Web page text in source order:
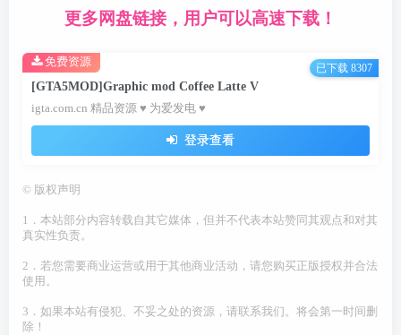
更多网盘链接，用户可以高速下载！
[GTA5MOD]Graphic mod Coffee Latte V
igta.com.cn 精品资源 ♥ 为爱发电 ♥
登录查看
免费资源
已下载 8307
© 版权声明
1．本站部分内容转载自其它媒体，但并不代表本站赞同其观点和对其
真实性负责。
2．若您需要商业运营或用于其他商业活动，请您购买正版授权并合法
使用。
3．如果本站有侵犯、不妥之处的资源，请联系我们。将会第一时间删
除！